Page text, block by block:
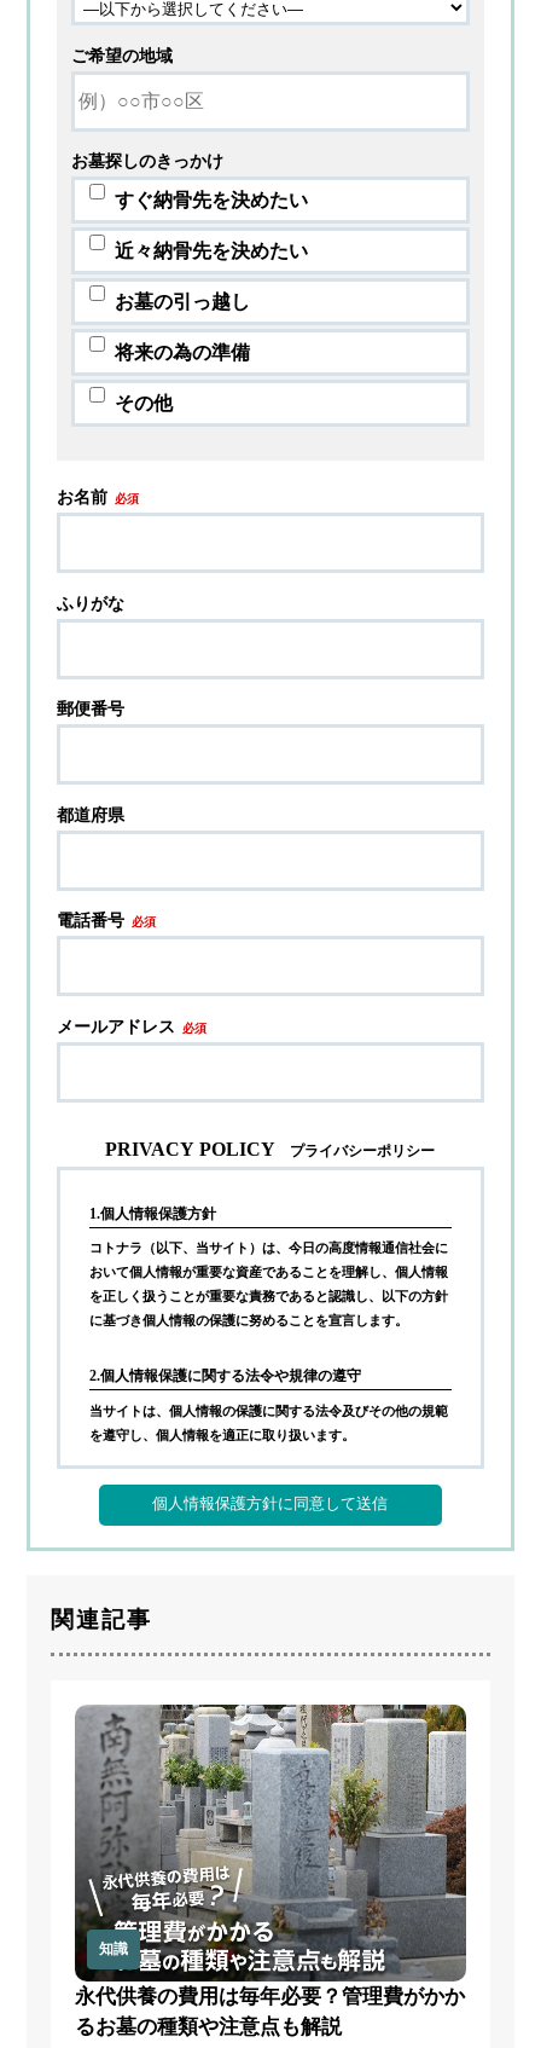
ご希望の地域
お墓探しのきっかけ
すぐ納骨先を決めたい
近々納骨先を決めたい
お墓の引っ越し
将来の為の準備
その他
お名前 必須
ふりがな
郵便番号
都道府県
電話番号 必須
メールアドレス 必須
PRIVACY POLICY プライバシーポリシー
1.個人情報保護方針
コトナラ（以下、当サイト）は、今日の高度情報通信社会に
おいて個人情報が重要な資産であることを理解し、個人情報
を正しく扱うことが重要な責務であると認識し、以下の方針
に基づき個人情報の保護に努めることを宣言します。
2.個人情報保護に関する法令や規律の遵守
当サイトは、個人情報の保護に関する法令及びその他の規範
を遵守し、個人情報を適正に取り扱います。
3.個人情報の取得
当サイトが個人情報を取得する際には、利用目的を明確化す
るよう努力し、お墓に関するご案内サービス(以下、本サー
す。
3)
サービス向上を目的とした各種施策の実施のため
4)
ウェブサイトその他各種媒体等に掲載する統計データ等
の分析業務実施のため
5)
各種サービスの企画・開発や満足度向上等を目的とした
アンケート調査等の実施のため
6)
商品・サービス等の各種連絡・ダイレクトメール・メー
ルマガジン・お知らせ等の配信・送付のため
7)
お問い合わせ、ご相談に対応するため
8)
広告の表示のため
9)
その他、上記利用目的に付随する目的のため
4.個人情報の利用
当サイトが取得した個人情報は、取得の際に示した利用目的
関連記事
知識
永代供養の費用は毎年必要？管理費がかか
るお墓の種類や注意点も解説